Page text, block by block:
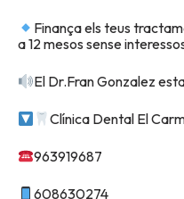
Finança els teus
a 12 mesos sense
El Dr.Fran Gonzalez
Clínica Dental El
963919687
608630274